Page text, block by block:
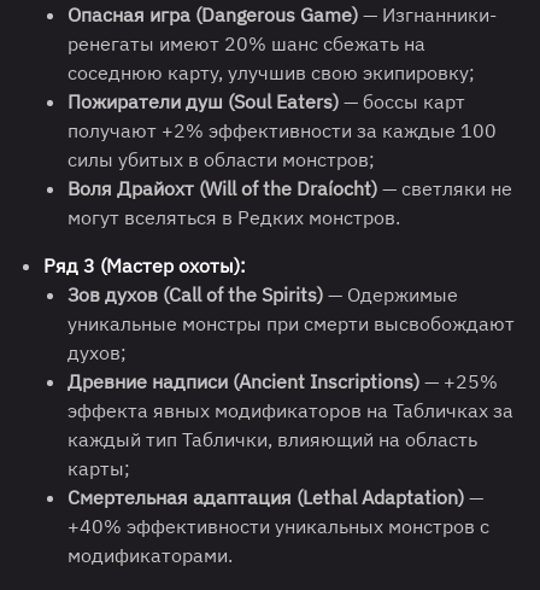
Опасная игра (Dangerous Game) — Изгнанники-
ренегаты имеют 20% шанс сбежать на
соседнюю карту, улучшив свою экипировку;
Пожиратели душ (Soul Eaters) — боссы карт
получают +2% эффективности за каждые 100
силы убитых в области монстров;
Воля Драйохт (Will of the Draíocht) — светляки не
могут вселяться в Редких монстров.
Ряд 3 (Мастер охоты):
Зов духов (Call of the Spirits) — Одержимые
уникальные монстры при смерти высвобождают
духов;
Древние надписи (Ancient Inscriptions) — +25%
эффекта явных модификаторов на Табличках за
каждый тип Таблички, влияющий на область
карты;
Смертельная адаптация (Lethal Adaptation) —
+40% эффективности уникальных монстров с
модификаторами.